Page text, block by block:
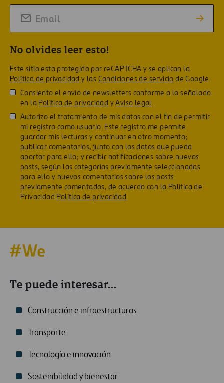
No olvides leer esto!
Este sitio esta protegido por reCAPTCHA y se aplican la
Política de privacidady las Condiciones de servicio de Google.
Consiento el envío de newsletters conforme a lo señalado
en la Política de privacidad yAviso legal.
Autorizo el tratamiento de mis datos con el fin de permitir
mi registro como usuario. Este registro me permite
guardar mis lecturas y continuar en otro momento;
publicar comentarios, junto con los datos que pueda
aportar para ello; y recibir notificaciones sobre nuevos
posts, según las categorías previamente seleccionadas
para ello y nuevos comentarios sobre los posts
previamente comentados, de acuerdo con la Política de
Privacidad Política de privacidad.
Te puede interesar...
Construcción e infraestructuras
Transporte
Tecnología e innovación
Sostenibilidad y bienestar